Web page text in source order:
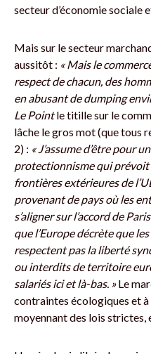
secteur d’économie sociale
Mais sur le secteur
aussitôt : « Mais le
respect de chacun, des
en abusant de dumping
Le Pointle titille sur le
lâche le gros mot (que tous
2) : « J’assume d’être pour
protectionnisme qui prévoit
frontières extérieures de
provenant de pays où les
s’aligner sur l’accord de
que l’Europe décrète que
respectent pas la liberté
ou interdits de territoire
salariés ici et là-bas. »Le
contraintes écologiques et
moyennant des lois strictes,